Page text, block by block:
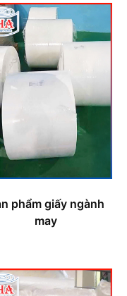
phẩm giấy ngành
may